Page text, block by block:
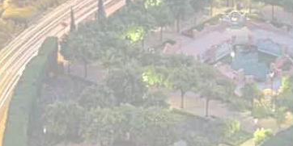
Cuando nuestro cliente
para cualquier problema
jurídico sino social,
solución más adecuada,
solución, garantizando un
responsable.